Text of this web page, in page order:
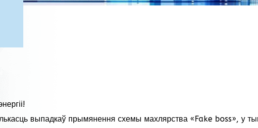
выпадкаў прымянення схемы махлярства «Fake boss», у